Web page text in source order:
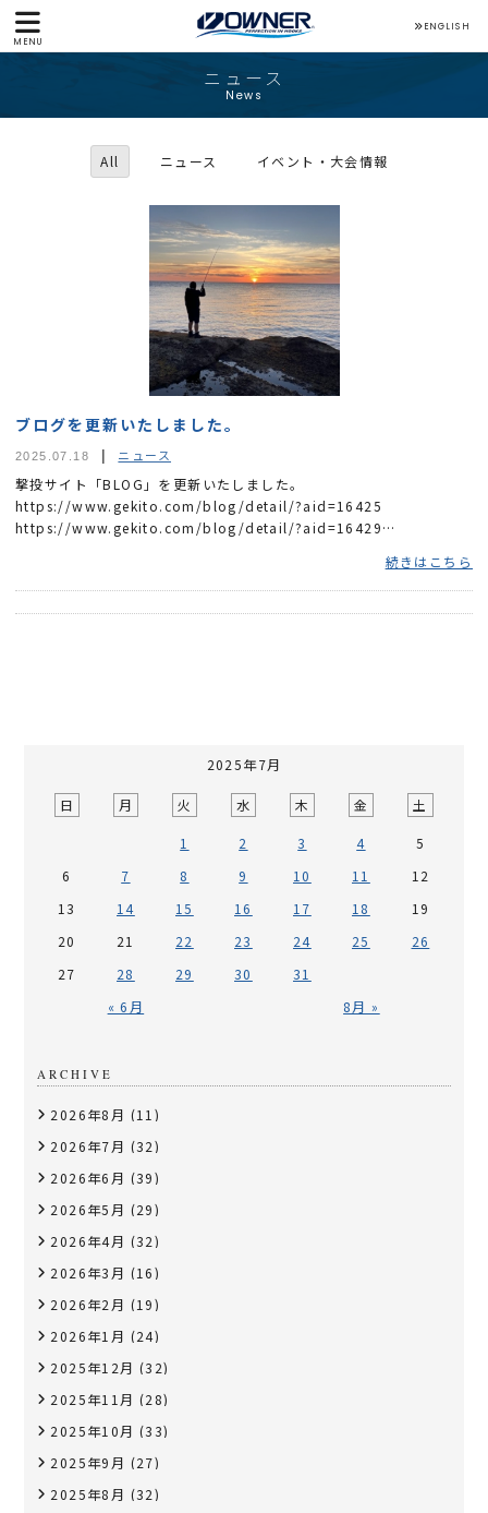
MENU
ENGLISH
ニュース
News
All ニュース イベント・大会情報
ブログを更新いたしました。
2025.07.18 ニュース
撃投サイト「BLOG」を更新いたしました。
https://www.gekito.com/blog/detail/?aid=16425
https://www.gekito.com/blog/detail/?aid=16429
続きはこちら
2025年7月
日 月 火 水 木 金 土
« 6月 8月 »
1 2 3 4
5
6
7 8 9 10 11
12
13
14 15 16 17 18
19
20
21 22 23 24 25
26
27
28 29 30 31
ARCHIVE
2026年8月 (11)
2026年7月 (32)
2026年6月 (39)
2026年5月 (29)
2026年4月 (32)
2026年3月 (16)
2026年2月 (19)
2026年1月 (24)
2025年12月 (32)
2025年11月 (28)
2025年10月 (33)
2025年9月 (27)
2025年8月 (32)